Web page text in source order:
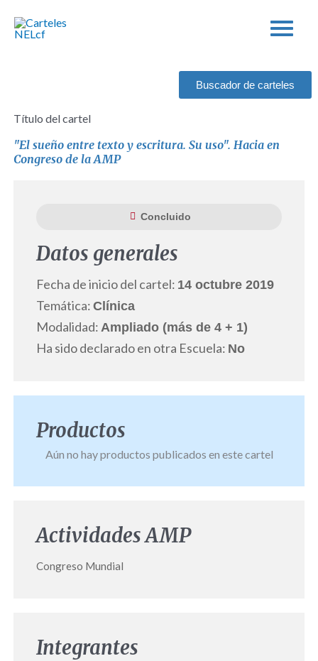
Buscador de carteles
Título del cartel
"El sueño entre texto y escritura. Su uso". Hacia en
Congreso de la AMP
Concluido
Datos generales
Fecha de inicio del cartel: 14 octubre 2019
Temática: Clínica
Modalidad: Ampliado (más de 4 + 1)
Ha sido declarado en otra Escuela: No
Productos
Aún no hay productos publicados en este cartel
Actividades AMP
Congreso Mundial
Integrantes